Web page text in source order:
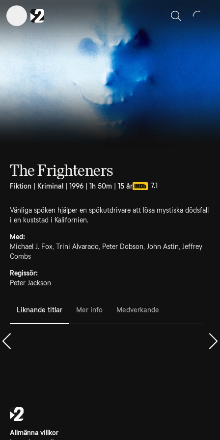
Sök
The Frighteners
Fiktion | Kriminal | 1996 | 1h 50m | 15 år 7.1
Vänliga spöken hjälper en spökutdrivare att lösa mystiska dödsfall
i en kuststad i Kalifornien.
Med:
Michael J. Fox, Trini Alvarado, Peter Dobson, John Astin, Jeffrey
Combs
Regissör:
Peter Jackson
Liknande titlar Mer info Medverkande
Allmänna villkor